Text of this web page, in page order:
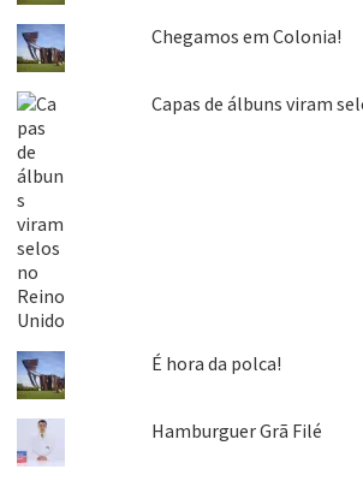
Chegamos em Colonia!
Capas de álbuns viram
É hora da polca!
Hamburguer Grã Filé